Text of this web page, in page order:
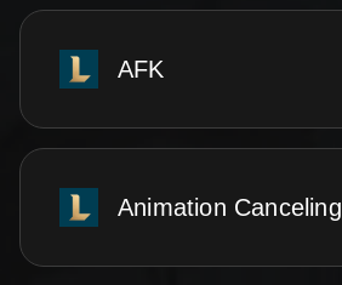
AFK
Animation Canceling